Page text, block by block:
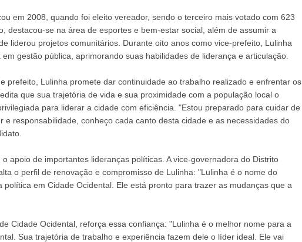
em 2008, quando foi eleito vereador, sendo o terceiro mais votado com 623
destacou-se na área de esportes e bem-estar social, além de assumir a
liderou projetos comunitários. Durante oito anos como vice-prefeito, Lulinha
gestão pública, aprimorando suas habilidades de liderança e articulação.
prefeito, Lulinha promete dar continuidade ao trabalho realizado e enfrentar os
que sua trajetória de vida e sua proximidade com a população local o
para liderar a cidade com eficiência. "Estou preparado para cuidar de
e responsabilidade, conheço cada canto desta cidade e as necessidades do
apoio de importantes lideranças políticas. A vice-governadora do Distrito
o perfil de renovação e compromisso de Lulinha: "Lulinha é o nome do
política em Cidade Ocidental. Ele está pronto para trazer as mudanças que a
Cidade Ocidental, reforça essa confiança: "Lulinha é o melhor nome para a
Sua trajetória de trabalho e experiência fazem dele o líder ideal. Ele vai